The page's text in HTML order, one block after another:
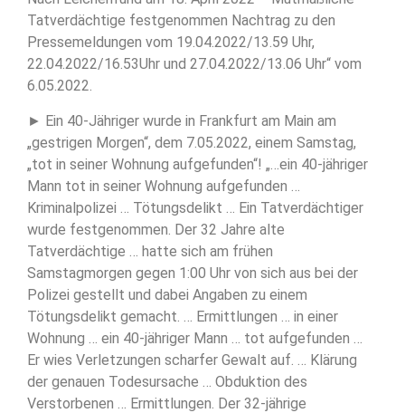
Tatverdächtige festgenommen Nachtrag zu den
Pressemeldungen vom 19.04.2022/13.59 Uhr,
22.04.2022/16.53Uhr und 27.04.2022/13.06 Uhr“ vom
6.05.2022.
► Ein 40-Jähriger wurde in Frankfurt am Main am
„gestrigen Morgen“, dem 7.05.2022, einem Samstag,
„tot in seiner Wohnung aufgefunden“! „…ein 40-jähriger
Mann tot in seiner Wohnung aufgefunden …
Kriminalpolizei … Tötungsdelikt … Ein Tatverdächtiger
wurde festgenommen. Der 32 Jahre alte
Tatverdächtige … hatte sich am frühen
Samstagmorgen gegen 1:00 Uhr von sich aus bei der
Polizei gestellt und dabei Angaben zu einem
Tötungsdelikt gemacht. … Ermittlungen … in einer
Wohnung … ein 40-jähriger Mann … tot aufgefunden …
Er wies Verletzungen scharfer Gewalt auf. … Klärung
der genauen Todesursache … Obduktion des
Verstorbenen … Ermittlungen. Der 32-jährige